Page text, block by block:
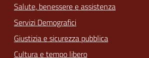
Salute, benessere e assistenza
Servizi Demografici
Giustizia e sicurezza pubblica
Cultura e tempo libero